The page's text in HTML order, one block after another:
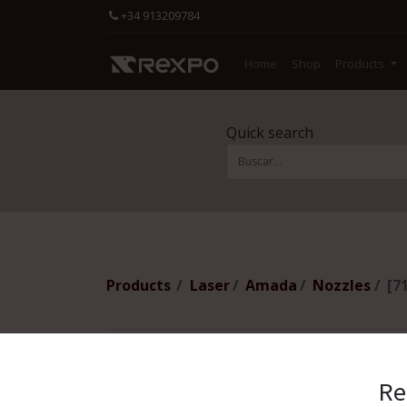
+34 913209784
Home Shop Products
Quick search
Products Laser Amada Nozzles